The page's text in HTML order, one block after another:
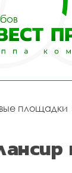
площадки